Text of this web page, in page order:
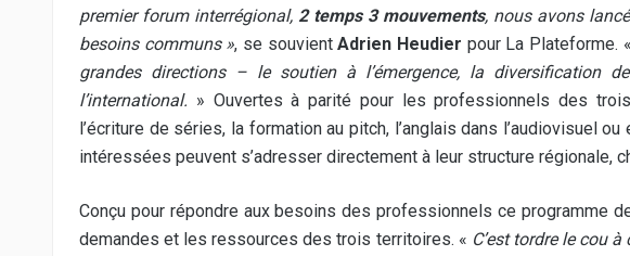
premier forum interrégional, 2 temps 3 mouvements, nous avons
besoins communs », se souvientAdrien Heudier pour La Plateforme. «
grandes directions – le soutien à l’émergence, la diversification
l’international. » Ouvertes à parité pour les professionnels des
l’écriture de séries, la formation au pitch, l’anglais dans l’audiovisuel
intéressées peuvent s’adresser directement à leur structure régionale,
Conçu pour répondre aux besoins des professionnels ce programme
demandes et les ressources des trois territoires. « C’est tordre le cou